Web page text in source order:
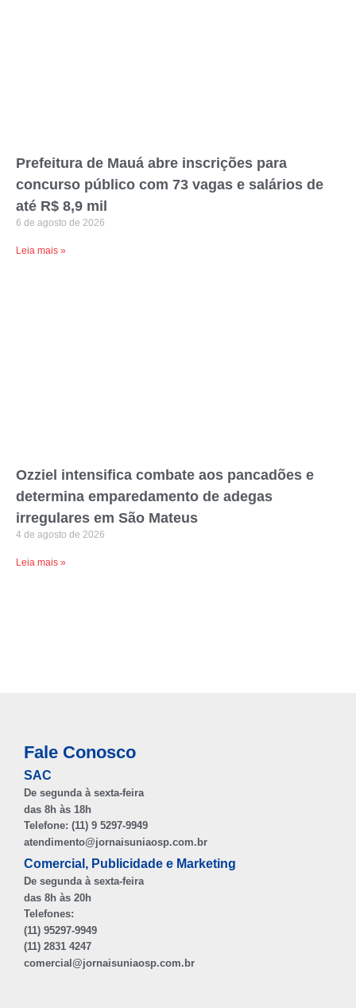
Prefeitura de Mauá abre inscrições para
concurso público com 73 vagas e salários de
até R$ 8,9 mil
6 de agosto de 2026
Leia mais »
Ozziel intensifica combate aos pancadões e
determina emparedamento de adegas
irregulares em São Mateus
4 de agosto de 2026
Leia mais »
Fale Conosco
SAC
De segunda à sexta-feira
das 8h às 18h
Telefone: (11) 9 5297-9949
atendimento@jornaisuniaosp.com.br
Comercial, Publicidade e Marketing
De segunda à sexta-feira
das 8h às 20h
Telefones:
(11) 95297-9949
(11) 2831 4247
comercial@jornaisuniaosp.com.br